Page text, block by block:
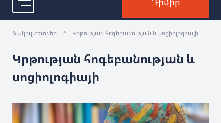
Ֆակուլտետներ > Կրթության հոգեբանության և սոցիոլոգիայի
Կրթության հոգեբանության և
սոցիոլոգիայի